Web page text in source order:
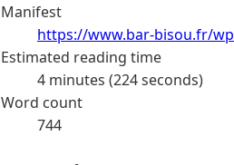
Manifest
https://www.bar-bisou.fr/
Estimated reading time
4 minutes (224 seconds)
Word count
744